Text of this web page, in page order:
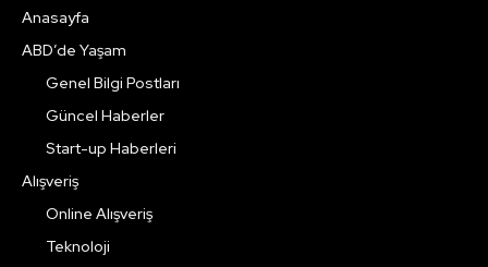
Anasayfa
ABD’de Yaşam
Genel Bilgi Postları
Güncel Haberler
Start-up Haberleri
Alışveriş
Online Alışveriş
Teknoloji